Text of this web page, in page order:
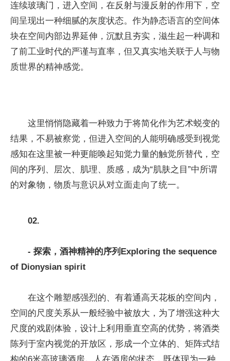
连续玻璃门，进入空间，在反射与漫反射的作用下，空
间呈现出一种细腻的灰度状态。作为静态语言的空间体
块在空间内部边界延伸，沉默且夯实，滋生起一种调和
了前工业时代的严谨与直率，但又真实地关联于人与物
质世界的精神感觉。
这里悄悄隐藏着一种致力于将简化作为艺术蜕变的
结果，不易被察觉，但进入空间的人能明确感受到视觉
感知在这里被一种更能唤起知觉力量的触觉所替代，空
间的序列、层次、肌理、质感，成为“肌肤之目”中所谓
的对象物，物质与意识从对立面走向了统一。
02.
- 探索，酒神精神的序列 Exploring the sequence
of Dionysian spirit
在这个雕塑感强烈的、有着通高天花板的空间内，
空间的尺度关系从一般经验中被放大，为了增强这种大
尺度的戏剧体验，设计上利用垂直空高的优势，将酒类
陈列于室内视觉的开放区，形成一个立体的、矩阵式结